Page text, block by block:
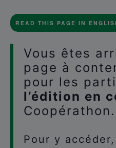
READ THIS PAGE IN
Vous êtes
page à
pour les
l’édition en
Coopérathon.
Pour y